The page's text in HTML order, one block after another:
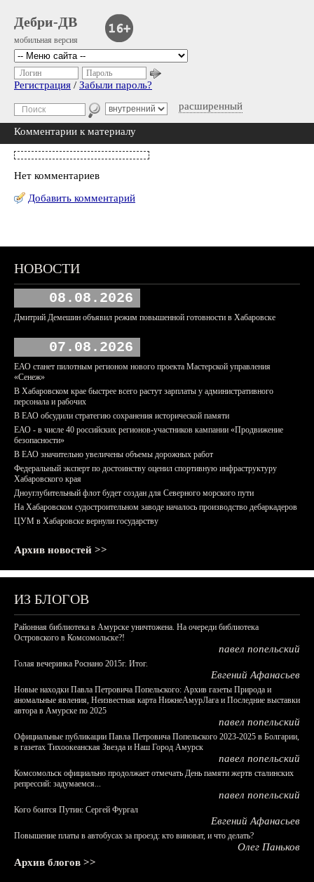
Дебри-ДВ
мобильная версия
расширенный
Логин Пароль
Регистрация / Забыли пароль?
Комментарии к материалу
Нет комментариев
Добавить комментарий
НОВОСТИ
08.08.2026
Дмитрий Демешин объявил режим повышенной готовности в Хабаровске
07.08.2026
ЕАО станет пилотным регионом нового проекта Мастерской управления
«Сенеж»
В Хабаровском крае быстрее всего растут зарплаты у административного
персонала и рабочих
В ЕАО обсудили стратегию сохранения исторической памяти
ЕАО - в числе 40 российских регионов-участников кампании «Продвижение
безопасности»
В ЕАО значительно увеличены объемы дорожных работ
Федеральный эксперт по достоинству оценил спортивную инфраструктуру
Хабаровского края
Дноуглубительный флот будет создан для Северного морского пути
На Хабаровском судостроительном заводе началось производство дебаркадеров
ЦУМ в Хабаровске вернули государству
Архив новостей >>
ИЗ БЛОГОВ
Районная библиотека в Амурске уничтожена. На очереди библиотека
Островского в Комсомольске?!
павел попельский
Голая вечеринка Роснано 2015г. Итог.
Евгений Афанасьев
Новые находки Павла Петровича Попельского: Архив газеты Природа и
аномальные явления, Неизвестная карта НижнеАмурЛага и Последние выставки
автора в Амурске по 2025
павел попельский
Официальные публикации Павла Петровича Попельского 2023-2025 в Болгарии,
в газетах Тихоокеанская Звезда и Наш Город Амурск
павел попельский
Комсомольск официально продолжает отмечать День памяти жертв сталинских
репрессий: задумаемся...
павел попельский
Кого боится Путин: Сергей Фургал
Евгений Афанасьев
Повышение платы в автобусах за проезд: кто виноват, и что делать?
Олег Паньков
Архив блогов >>